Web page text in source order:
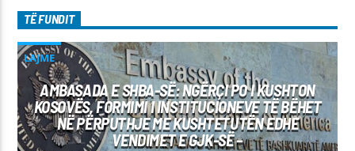
TË FUNDIT
LAJME
AMBASADA E SHBA-SË: NGËRÇI PO I KUSHTON
KOSOVËS, FORMIMI I INSTITUCIONEVE TË BËHET
NË PËRPUTHJE ME KUSHTETUTËN EDHE
VENDIMET E GJK-SË –